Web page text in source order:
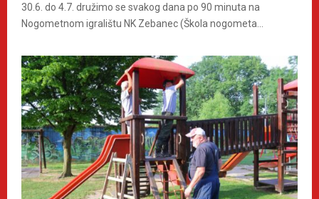
30.6. do 4.7. družimo se svakog dana po 90 minuta na
Nogometnom igralištu NK Zebanec (Škola nogometa...